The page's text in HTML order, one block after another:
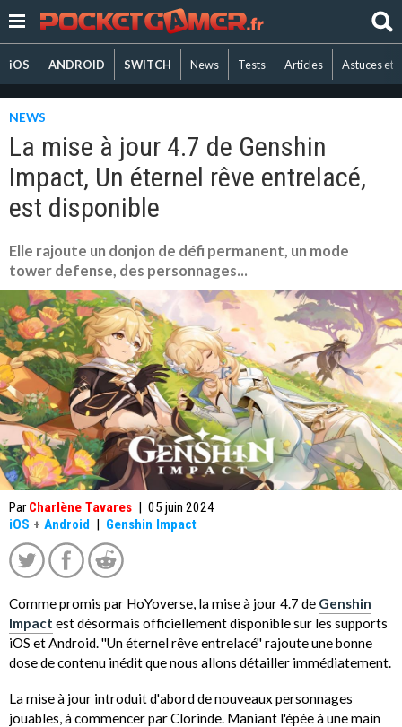
iOS ANDROID SWITCH News Tests Articles Astuces et
NEWS
La mise à jour 4.7 de Genshin
Impact, Un éternel rêve entrelacé,
est disponible
Elle rajoute un donjon de défi permanent, un mode
tower defense, des personnages...
Par Charlène Tavares | 05 juin 2024
iOS + Android | Genshin Impact
Comme promis par HoYoverse, la mise à jour 4.7 de Genshin
Impact est désormais officiellement disponible sur les supports
iOS et Android. ''Un éternel rêve entrelacé'' rajoute une bonne
dose de contenu inédit que nous allons détailler immédiatement.
La mise à jour introduit d'abord de nouveaux personnages
jouables, à commencer par Clorinde. Maniant l'épée à une main